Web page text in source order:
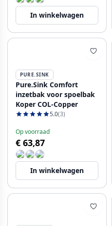
In winkelwagen
PURE.SINK
Pure.Sink Comfort
inzetbak voor spoelbak
Koper COL-Copper
5.0(3)
Op voorraad
€ 63,87
In winkelwagen